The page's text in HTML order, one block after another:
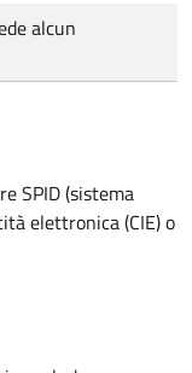
alcun
SPID (sistema
elettronica (CIE) o